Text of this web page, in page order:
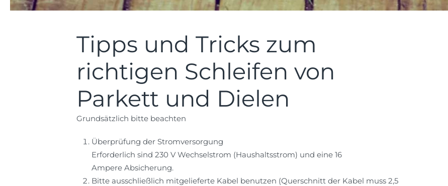
Tipps und Tricks zum
richtigen Schleifen von
Parkett und Dielen
Grundsätzlich bitte beachten
Überprüfung der Stromversorgung
Erforderlich sind 230 V Wechselstrom (Haushaltsstrom) und eine 16
Ampere Absicherung.
Bitte ausschließlich mitgelieferte Kabel benutzen (Querschnitt der Kabel muss 2,5